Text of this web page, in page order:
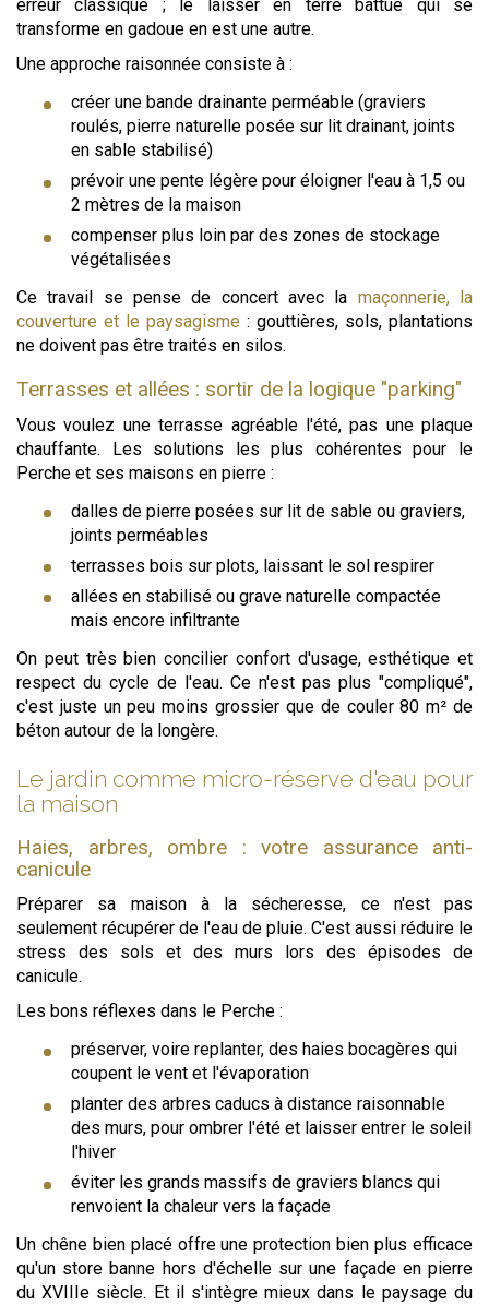
erreur classique ; le laisser en terre battue qui se
transforme en gadoue en est une autre.
Une approche raisonnée consiste à :
créer une bande drainante perméable (graviers
roulés, pierre naturelle posée sur lit drainant, joints
en sable stabilisé)
prévoir une pente légère pour éloigner l'eau à 1,5 ou
2 mètres de la maison
compenser plus loin par des zones de stockage
végétalisées
Ce travail se pense de concert avec la maçonnerie, la
couverture et le paysagisme : gouttières, sols, plantations
ne doivent pas être traités en silos.
Terrasses et allées : sortir de la logique "parking"
Vous voulez une terrasse agréable l'été, pas une plaque
chauffante. Les solutions les plus cohérentes pour le
Perche et ses maisons en pierre :
dalles de pierre posées sur lit de sable ou graviers,
joints perméables
terrasses bois sur plots, laissant le sol respirer
allées en stabilisé ou grave naturelle compactée
mais encore infiltrante
On peut très bien concilier confort d'usage, esthétique et
respect du cycle de l'eau. Ce n'est pas plus "compliqué",
c'est juste un peu moins grossier que de couler 80 m² de
béton autour de la longère.
Le jardin comme micro-réserve d'eau pour
la maison
Haies, arbres, ombre : votre assurance anti-
canicule
Préparer sa maison à la sécheresse, ce n'est pas
seulement récupérer de l'eau de pluie. C'est aussi réduire le
stress des sols et des murs lors des épisodes de
canicule.
Les bons réflexes dans le Perche :
préserver, voire replanter, des haies bocagères qui
coupent le vent et l'évaporation
planter des arbres caducs à distance raisonnable
des murs, pour ombrer l'été et laisser entrer le soleil
l'hiver
éviter les grands massifs de graviers blancs qui
renvoient la chaleur vers la façade
Un chêne bien placé offre une protection bien plus efficace
qu'un store banne hors d'échelle sur une façade en pierre
du XVIIIe siècle. Et il s'intègre mieux dans le paysage du